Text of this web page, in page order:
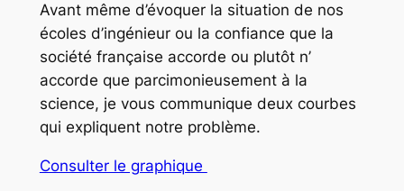
Avant même d’évoquer la situation de nos
écoles d’ingénieur ou la confiance que la
société française accorde ou plutôt n’
accorde que parcimonieusement à la
science, je vous communique deux courbes
qui expliquent notre problème.
Consulter le graphique